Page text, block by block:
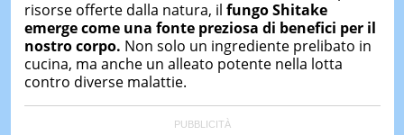
risorse offerte dalla natura, il fungo Shitake
emerge come una fonte preziosa di benefici per il
nostro corpo. Non solo un ingrediente prelibato in
cucina, ma anche un alleato potente nella lotta
contro diverse malattie.